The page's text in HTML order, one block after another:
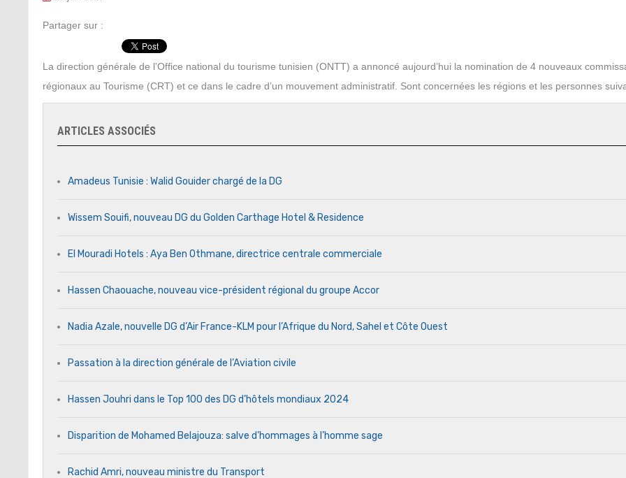
Partager sur :
La direction générale de l’Office national du tourisme tunisien (ONTT) a annoncé aujourd’hui la nomination de 4 nouveaux
régionaux au Tourisme (CRT) et ce dans le cadre d’un mouvement administratif. Sont concernées les régions et les personnes
ARTICLES ASSOCIÉS
Amadeus Tunisie : Walid Gouider chargé de la DG
Wissem Souifi, nouveau DG du Golden Carthage Hotel & Residence
El Mouradi Hotels : Aya Ben Othmane, directrice centrale commerciale
Hassen Chaouache, nouveau vice-président régional du groupe Accor
Nadia Azale, nouvelle DG d’Air France-KLM pour l’Afrique du Nord, Sahel et Côte Ouest
Passation à la direction générale de l’Aviation civile
Hassen Jouhri dans le Top 100 des DG d’hôtels mondiaux 2024
Disparition de Mohamed Belajouza: salve d’hommages à l’homme sage
Rachid Amri, nouveau ministre du Transport